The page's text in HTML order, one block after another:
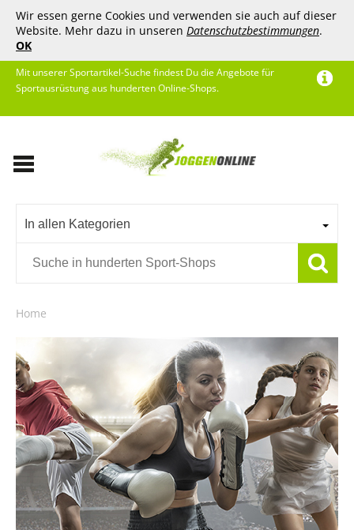
Wir essen gerne Cookies und verwenden sie auch auf dieser
Website. Mehr dazu in unseren Datenschutzbestimmungen.
OK
Mit unserer Sportartikel-Suche findest Du die Angebote für
Sportausrüstung aus hunderten Online-Shops.
In allen Kategorien
Home